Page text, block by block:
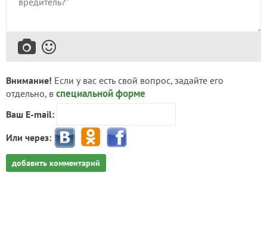
Внимание! Если у вас есть свой вопрос, задайте его
отдельно, в специальной форме
Ваш E-mail:
Или через:
добавить комментарий